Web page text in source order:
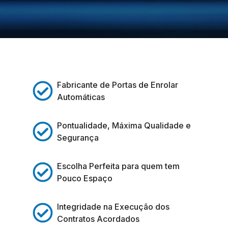
Fabricante de Portas de Enrolar
Automáticas
Pontualidade, Máxima Qualidade e
Segurança
Escolha Perfeita para quem tem
Pouco Espaço
Integridade na Execução dos
Contratos Acordados